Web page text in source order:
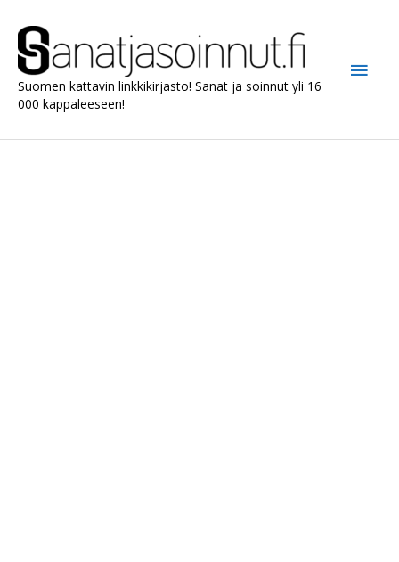
sisältöön
Suomen kattavin linkkikirjasto! Sanat ja soinnut yli 16
000 kappaleeseen!